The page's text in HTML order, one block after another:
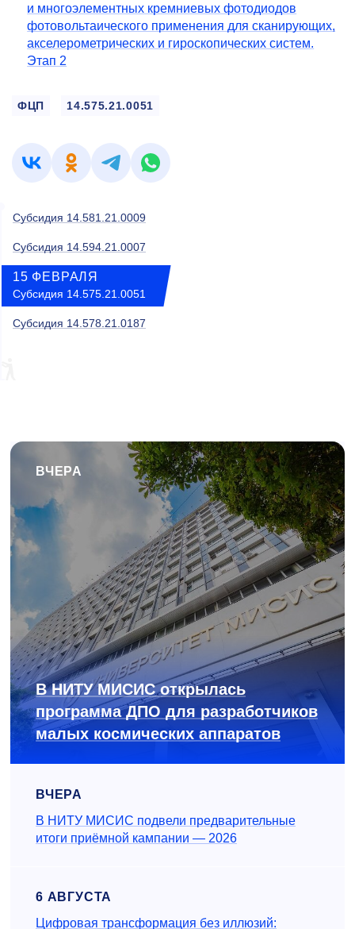
и многоэлементных кремниевых фотодиодов
фотовольтаического применения для сканирующих,
акселерометрических и гироскопических систем.
Этап 2
ФЦП 14.575.21.0051
Субсидия 14.581.21.0009
Субсидия 14.594.21.0007
15 ФЕВРАЛЯ
Субсидия 14.575.21.0051
Субсидия 14.578.21.0187
ВЧЕРА
В НИТУ МИСИС открылась
программа ДПО для разработчиков
малых космических аппаратов
ВЧЕРА
В НИТУ МИСИС подвели предварительные
итоги приёмной кампании — 2026
6 АВГУСТА
Цифровая трансформация без иллюзий: